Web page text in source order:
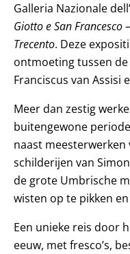
Galleria Nazionale
Giotto e San Francesco
Trecento. Deze
ontmoeting tussen
Franciscus van Assisi
Meer dan zestig
buitengewone
naast
schilderijen van
de grote Umbrische
wisten op te pikken
Een unieke reis door
eeuw, met fresco’s,